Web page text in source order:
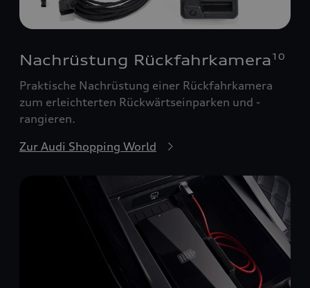
Nachrüstung Rückfahrkamera 10
Praktische Nachrüstung einer Rückfahrkamera
zum erleichterten Rückwärtseinparken und -
rangieren.
Zur Audi Shopping World